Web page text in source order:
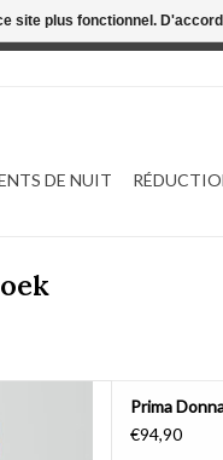
DE NUIT
Prima
€94,90
site plus fonctionnel.
Toute